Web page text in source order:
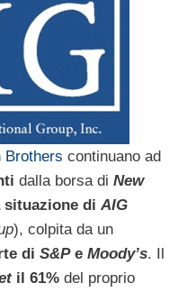
Brothers continuano ad
dalla borsa di New
di AIG
), colpita da un
di S&Pe Moody’s. Il
il 61% del proprio